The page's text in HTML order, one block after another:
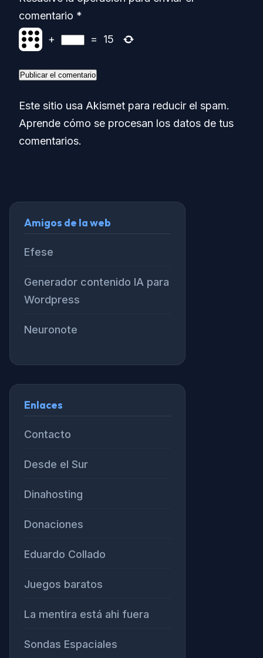
comentario *
+
= 15
Este sitio usa Akismet para reducir el spam.
Aprende cómo se procesan los datos de tus
comentarios.
Amigos de la web
Efese
Generador contenido IA para
Wordpress
Neuronote
Enlaces
Contacto
Desde el Sur
Dinahosting
Donaciones
Eduardo Collado
Juegos baratos
La mentira está ahi fuera
Sondas Espaciales